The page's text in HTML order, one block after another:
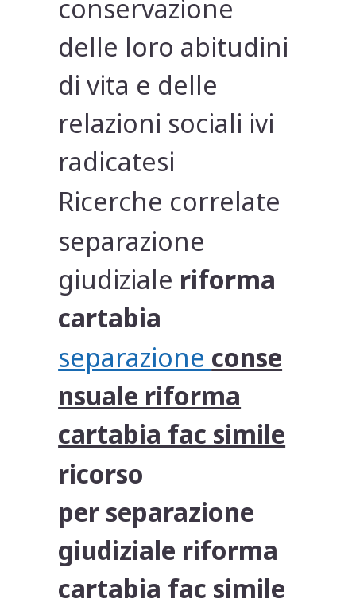
conservazione
delle loro abitudini
di vita e delle
relazioni sociali ivi
radicatesi
Ricerche correlate
separazione
giudiziale riforma
cartabia
separazione conse
nsuale riforma
cartabia fac simile
ricorso
per separazione
giudiziale riforma
cartabia fac simile